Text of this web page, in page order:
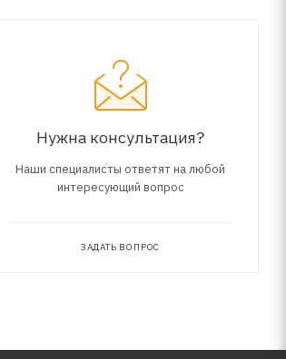
Нужна консультация?
Наши специалисты ответят на любой
интересующий вопрос
ЗАДАТЬ ВОПРОС